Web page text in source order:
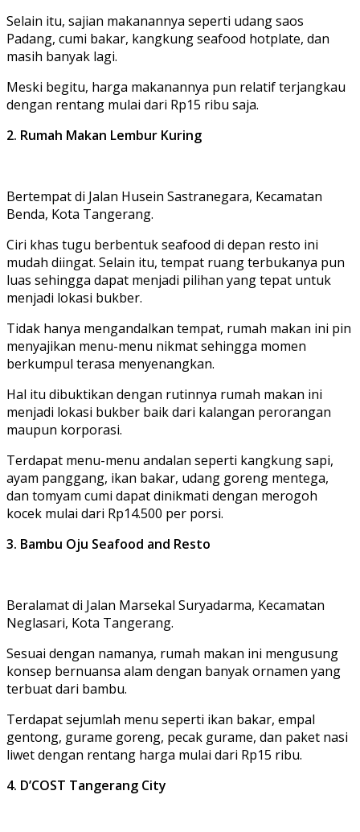
Selain itu, sajian makanannya seperti udang saos
Padang, cumi bakar, kangkung seafood hotplate, dan
masih banyak lagi.
Meski begitu, harga makanannya pun relatif terjangkau
dengan rentang mulai dari Rp15 ribu saja.
2. Rumah Makan Lembur Kuring
Bertempat di Jalan Husein Sastranegara, Kecamatan
Benda, Kota Tangerang.
Ciri khas tugu berbentuk seafood di depan resto ini
mudah diingat. Selain itu, tempat ruang terbukanya pun
luas sehingga dapat menjadi pilihan yang tepat untuk
menjadi lokasi bukber.
Tidak hanya mengandalkan tempat, rumah makan ini pin
menyajikan menu-menu nikmat sehingga momen
berkumpul terasa menyenangkan.
Hal itu dibuktikan dengan rutinnya rumah makan ini
menjadi lokasi bukber baik dari kalangan perorangan
maupun korporasi.
Terdapat menu-menu andalan seperti kangkung sapi,
ayam panggang, ikan bakar, udang goreng mentega,
dan tomyam cumi dapat dinikmati dengan merogoh
kocek mulai dari Rp14.500 per porsi.
3. Bambu Oju Seafood and Resto
Beralamat di Jalan Marsekal Suryadarma, Kecamatan
Neglasari, Kota Tangerang.
Sesuai dengan namanya, rumah makan ini mengusung
konsep bernuansa alam dengan banyak ornamen yang
terbuat dari bambu.
Terdapat sejumlah menu seperti ikan bakar, empal
gentong, gurame goreng, pecak gurame, dan paket nasi
liwet dengan rentang harga mulai dari Rp15 ribu.
4. D’COST Tangerang City